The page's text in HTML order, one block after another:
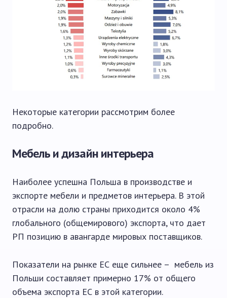
Некоторые категории рассмотрим более
подробно.
Мебель и дизайн интерьера
Наиболее успешна Польша в производстве и
экспорте мебели и предметов интерьера. В этой
отрасли на долю страны приходится около 4%
глобального (общемирового) экспорта, что дает
РП позицию в авангарде мировых поставщиков.
Показатели на рынке ЕС еще сильнее – мебель из
Польши составляет примерно 17% от общего
объема экспорта ЕС в этой категории.